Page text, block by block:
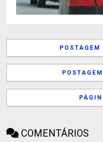
COMENTÁRIOS